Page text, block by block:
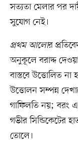
সত্যতা মেলার পর
সুযোগ নেই।
প্রথম আলোর
অনুকূলে বরাদ্দ
বাস্তবে উত্তোলিত না
উত্তোলন সম্পন্ন
গাফিলতি নয়; বরং
গভীর সিন্ডিকেটের
তোলে।